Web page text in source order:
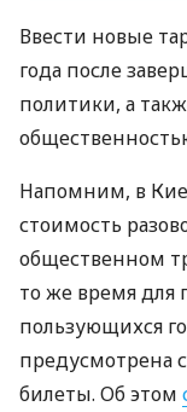
Ввести новые
года после
политики, а
Напомним, в
стоимость
общественном
то же время для
пользующихся
предусмотрена
билеты. Об этом